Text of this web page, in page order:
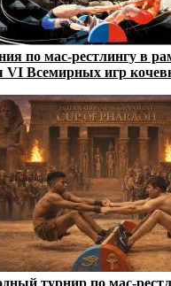
по мас-рестлингу в
Всемирных игр
турнир по мас-